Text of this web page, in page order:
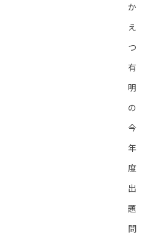
か
え
つ
有
明
の
今
年
度
出
題
問